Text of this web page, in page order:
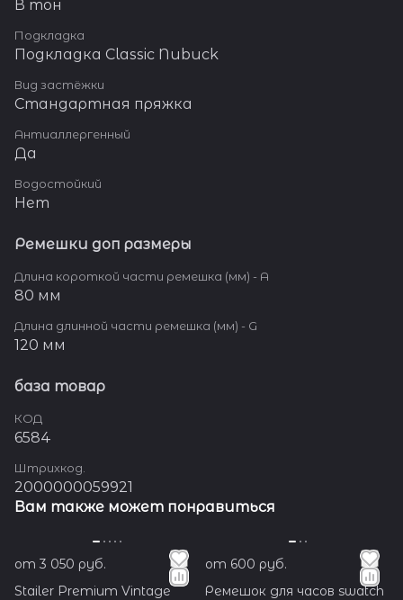
В тон
Подкладка
Подкладка Classic Nubuck
Вид застёжки
Стандартная пряжка
Антиаллергенный
Да
Водостойкий
Нет
Ремешки доп размеры
Длина короткой части ремешка (мм) - A
80 мм
Длина длинной части ремешка (мм) - G
120 мм
база товар
КОД
6584
Штрихкод.
2000000059921
Вам также может понравиться
от 3 050 руб.
Stailer Premium Vintage
от 600 руб.
Ремешок для часов swatch